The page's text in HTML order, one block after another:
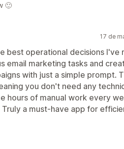
🙂
17 de
best operational decisions I've
email marketing tasks and
with just a simple prompt.
you don't need any
hours of manual work every
a must-have app for